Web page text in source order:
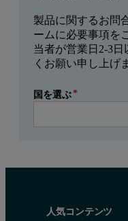
製品に関するお問
ームに必要事項を
当者が営業日2-3
くお願い申し上げ
国を選ぶ
人気コンテンツ